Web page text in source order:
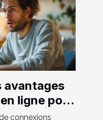
avantages
ligne pour
curieux
connexions